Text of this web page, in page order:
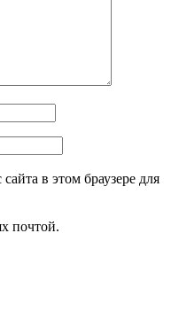
в этом браузере для
почтой.